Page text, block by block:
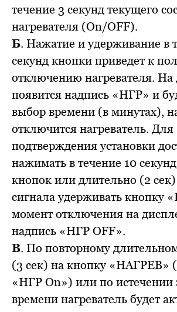
течение 3 секунд текущего
нагревателя (On/OFF).
Б. Нажатие и удерживание в
секунд кнопки приведет к
отключению нагревателя. На
появится надпись «НГР» и
выбор времени (в минутах),
отключится нагреватель. Для
подтверждения установки
нажимать в течение 10
кнопок или длительно (2 сек)
сигнала удерживать кнопку
момент отключения на
надпись «НГР OFF».
В. По повторному
(3 сек) на кнопку «НАГРЕВ»
«НГР On») или по истечении
времени нагреватель будет